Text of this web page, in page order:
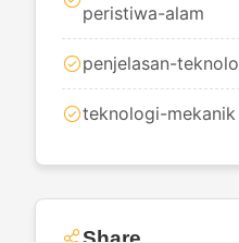
peristiwa-alam
penjelasan-
teknologi-mekanik
Share